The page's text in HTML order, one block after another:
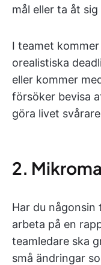
mål eller ta åt
I teamet
orealistiska
eller kommer
försöker bevisa
göra livet
2.
Har du
arbeta på en
teamledare ska
små ändringar